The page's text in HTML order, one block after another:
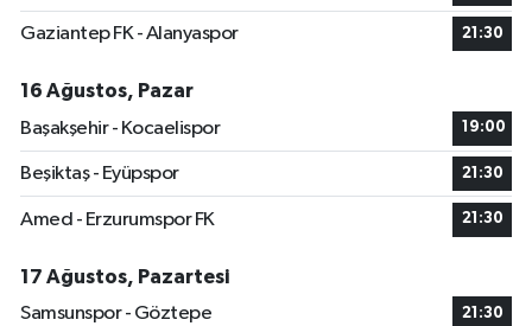
Gaziantep FK - Alanyaspor 21:30
16 Ağustos, Pazar
Başakşehir - Kocaelispor
19:00
Beşiktaş - Eyüpspor 21:30
Amed - Erzurumspor FK 21:30
17 Ağustos, Pazartesi
Samsunspor - Göztepe
21:30